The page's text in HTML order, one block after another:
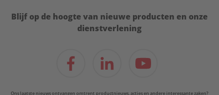
Blijf op de hoogte van nieuwe producten en onze
dienstverlening
Ons laatste nieuws ontvangen omtrent productnieuws, acties en andere interessante zaken?